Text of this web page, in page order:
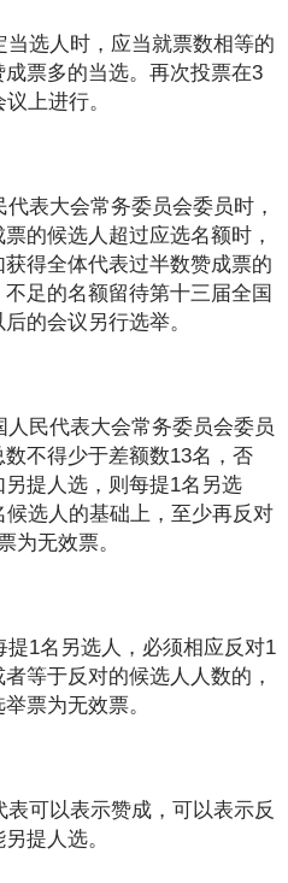
选人时，应当就票数相等的
票多的当选。再次投票在3
上进行。
表大会常务委员会委员时，
的候选人超过应选名额时，
得全体代表过半数赞成票的
足的名额留待第十三届全国
的会议另行选举。
民代表大会常务委员会委员
不得少于差额数13名，否
提人选，则每提1名另选
候选人的基础上，至少再反对
为无效票。
1名另选人，必须相应反对1
等于反对的候选人人数的，
票为无效票。
可以表示赞成，可以表示反
提人选。